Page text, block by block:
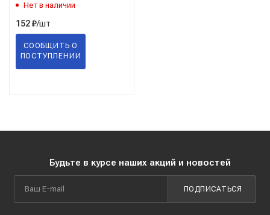
Нет в наличии
152₽/шт
СООБЩИТЬ О
ПОСТУПЛЕНИИ
Будьте в курсе наших акций и новостей
ПОДПИСАТЬСЯ